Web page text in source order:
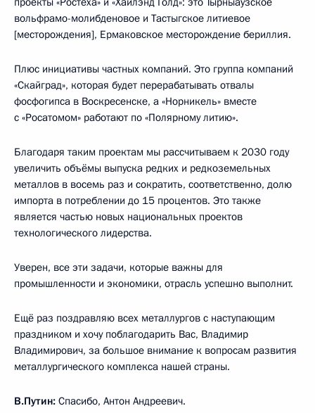
вольфрамо-молибденовое и Тастыгское литиевое
[месторождения], Ермаковское месторождение бериллия.
Плюс инициативы частных компаний. Это группа компаний
«Скайград», которая будет перерабатывать отвалы
фосфогипса в Воскресенске, а «Норникель» вместе
с «Росатомом» работают по «Полярному литию».
Благодаря таким проектам мы рассчитываем к 2030 году
увеличить объёмы выпуска редких и редкоземельных
металлов в восемь раз и сократить, соответственно, долю
импорта в потреблении до 15 процентов. Это также
является частью новых национальных проектов
технологического лидерства.
Уверен, все эти задачи, которые важны для
промышленности и экономики, отрасль успешно выполнит.
Ещё раз поздравляю всех металлургов с наступающим
праздником и хочу поблагодарить Вас, Владимир
Владимирович, за большое внимание к вопросам развития
металлургического комплекса нашей страны.
В.Путин: Спасибо, Антон Андреевич.